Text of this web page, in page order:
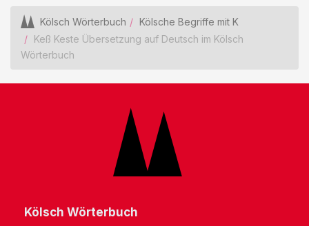
Kölsch Wörterbuch
Kölsche Begriffe mit K
Keß Keste Übersetzung auf Deutsch im Kölsch
Wörterbuch
Kölsch Wörterbuch